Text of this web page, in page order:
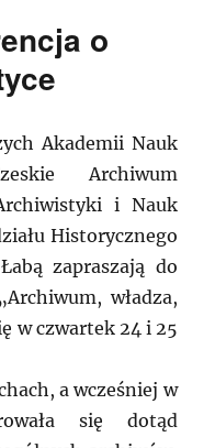
o
Akademii Nauk
Archiwum
i Nauk
Historycznego
zapraszają do
władza,
w czwartek 24 i 25
a wcześniej w
się dotąd